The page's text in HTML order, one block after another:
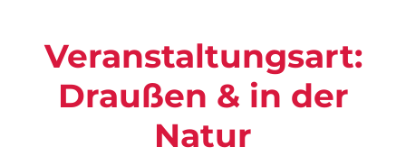
Veranstaltungsart:
Draußen & in der
Natur